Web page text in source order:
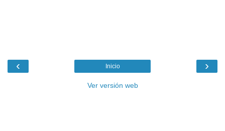
‹ ›
Inicio
Ver versión web